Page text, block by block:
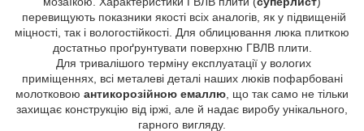
перевищують показники якості всіх аналогів, як у підвищеній
міцності, так і вологостійкості. Для облицювання люка плиткою
достатньо проґрунтувати поверхню ГВЛВ плити.
Для тривалішого терміну експлуатації у вологих
приміщеннях, всі металеві деталі наших люків пофарбовані
молотковою антикорозійною емаллю , що так само не тільки
захищає конструкцію від іржі, але й надає виробу унікального,
гарного вигляду.